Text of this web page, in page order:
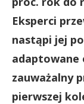
Eksperci
nastąpi jej
adaptowane
zauważalny
pierwszej